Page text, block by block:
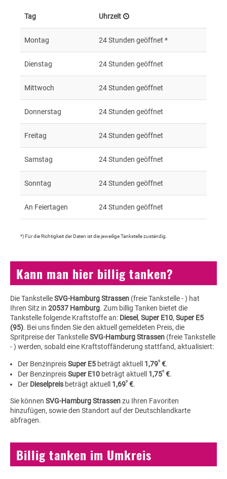
Tag Uhrzeit
Montag 24 Stunden geöffnet *
Dienstag 24 Stunden geöffnet
Mittwoch 24 Stunden geöffnet
Donnerstag 24 Stunden geöffnet
Freitag 24 Stunden geöffnet
Samstag 24 Stunden geöffnet
Sonntag 24 Stunden geöffnet
An Feiertagen 24 Stunden geöffnet
*) Für die Richtigkeit der Daten ist die jeweilige Tankstelle zuständig.
Kann man hier billig tanken?
Die TankstelleSVG-Hamburg Strassen (freie Tankstelle - ) hat
Ihren Sitz in 20537 Hamburg. Zum billig Tanken bietet die
Tankstelle folgende Kraftstoffe an: Diesel, Super E10, Super E5
(95). Bei uns finden Sie den aktuell gemeldeten Preis, die
Spritpreise der TankstelleSVG-Hamburg Strassen (freie Tankstelle
- ) werden, sobald eine Kraftstoffänderung stattfand, aktualisiert:
Der BenzinpreisSuper E5 beträgt aktuell 1,799 €.
Der BenzinpreisSuper E10 beträgt aktuell 1,759 €.
Der Dieselpreis beträgt aktuell 1,699 €.
Sie können SVG-Hamburg Strassenzu Ihren Favoriten
hinzufügen, sowie den Standort auf der Deutschlandkarte
abfragen.
Billig tanken im Umkreis